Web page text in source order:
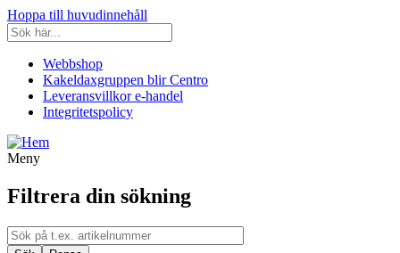
Hoppa till huvudinnehåll
Webbshop
Kakeldaxgruppen blir Centro
Leveransvillkor e-handel
Integritetspolicy
Meny
Filtrera din sökning